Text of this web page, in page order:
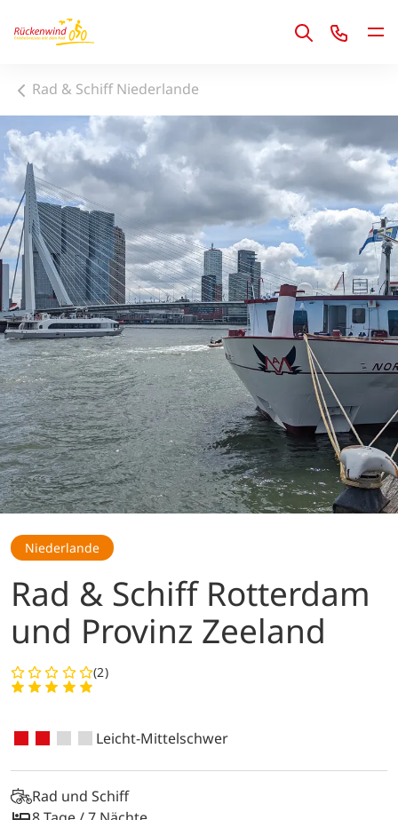
1
Rad & Schiff Niederlande
Niederlande
Rad & Schiff Rotterdam
und Provinz Zeeland
(2)
Leicht-Mittelschwer
Rad und Schiff